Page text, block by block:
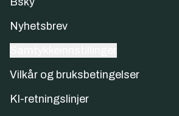
Nyhetsbrev
Vilkår og bruksbetingelser
KI-retningslinjer